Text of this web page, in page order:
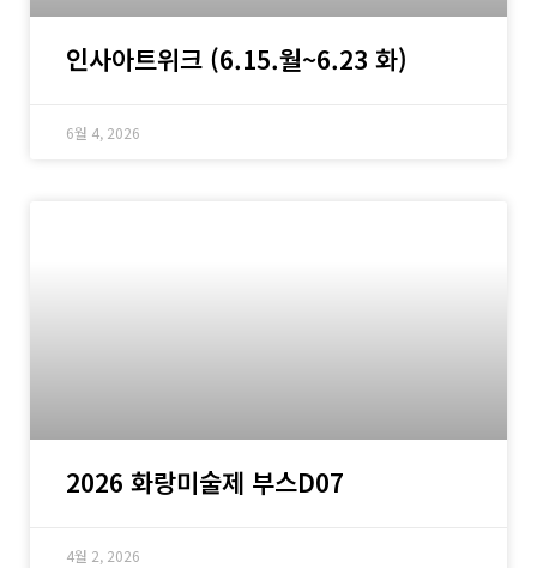
인사아트위크 (6.15.월~6.23 화)
6월 4, 2026
2026 화랑미술제 부스D07
4월 2, 2026